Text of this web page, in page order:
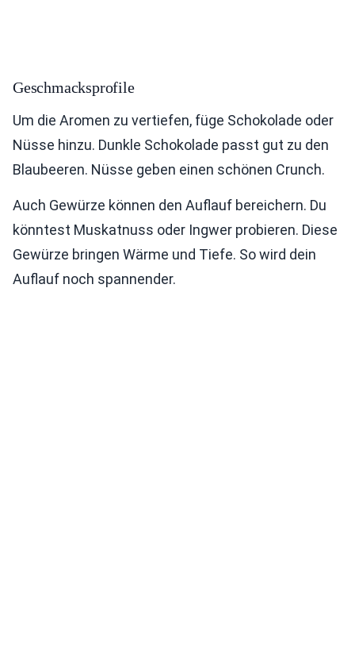
Geschmacksprofile
Um die Aromen zu vertiefen, füge Schokolade oder
Nüsse hinzu. Dunkle Schokolade passt gut zu den
Blaubeeren. Nüsse geben einen schönen Crunch.
Auch Gewürze können den Auflauf bereichern. Du
könntest Muskatnuss oder Ingwer probieren. Diese
Gewürze bringen Wärme und Tiefe. So wird dein
Auflauf noch spannender.